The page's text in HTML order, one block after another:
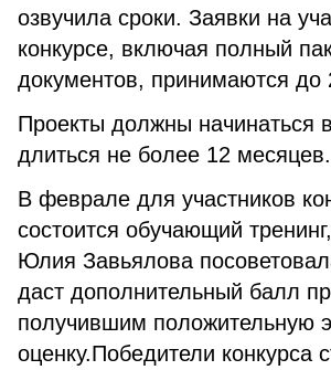
озвучила сроки. Заявки на
конкурсе, включая полный
документов, принимаются до
Проекты должны начинаться
длиться не более 12 месяцев.
В феврале для участников
состоится обучающий
Юлия Завьялова
даст дополнительный балл
получившим положительную
оценку.Победители конкурса